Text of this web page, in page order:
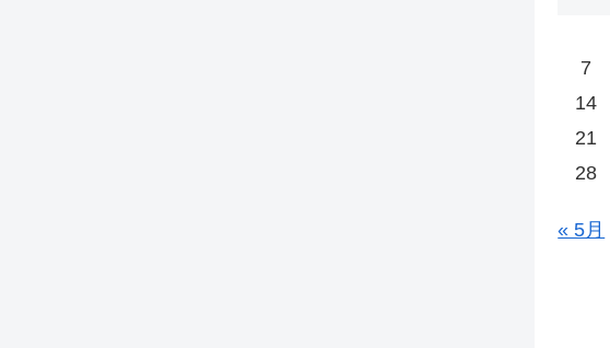
7
14
21
28
« 5月